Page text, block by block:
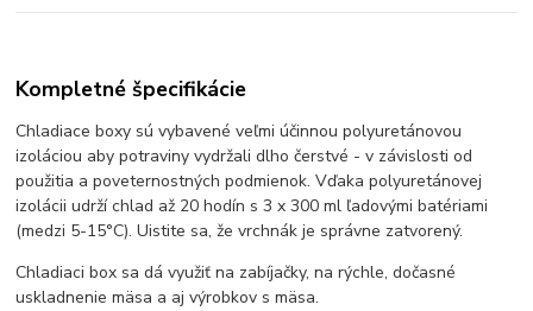
Kompletné špecifikácie
Chladiace boxy sú vybavené veľmi účinnou polyuretánovou
izoláciou aby potraviny vydržali dlho čerstvé - v závislosti od
použitia a poveternostných podmienok. Vďaka polyuretánovej
izolácii udrží chlad až 20 hodín s 3 x 300 ml ľadovými batériami
(medzi 5-15°C). Uistite sa, že vrchnák je správne zatvorený.
Chladiaci box sa dá využiť na zabíjačky, na rýchle, dočasné
uskladnenie mäsa a aj výrobkov s mäsa.